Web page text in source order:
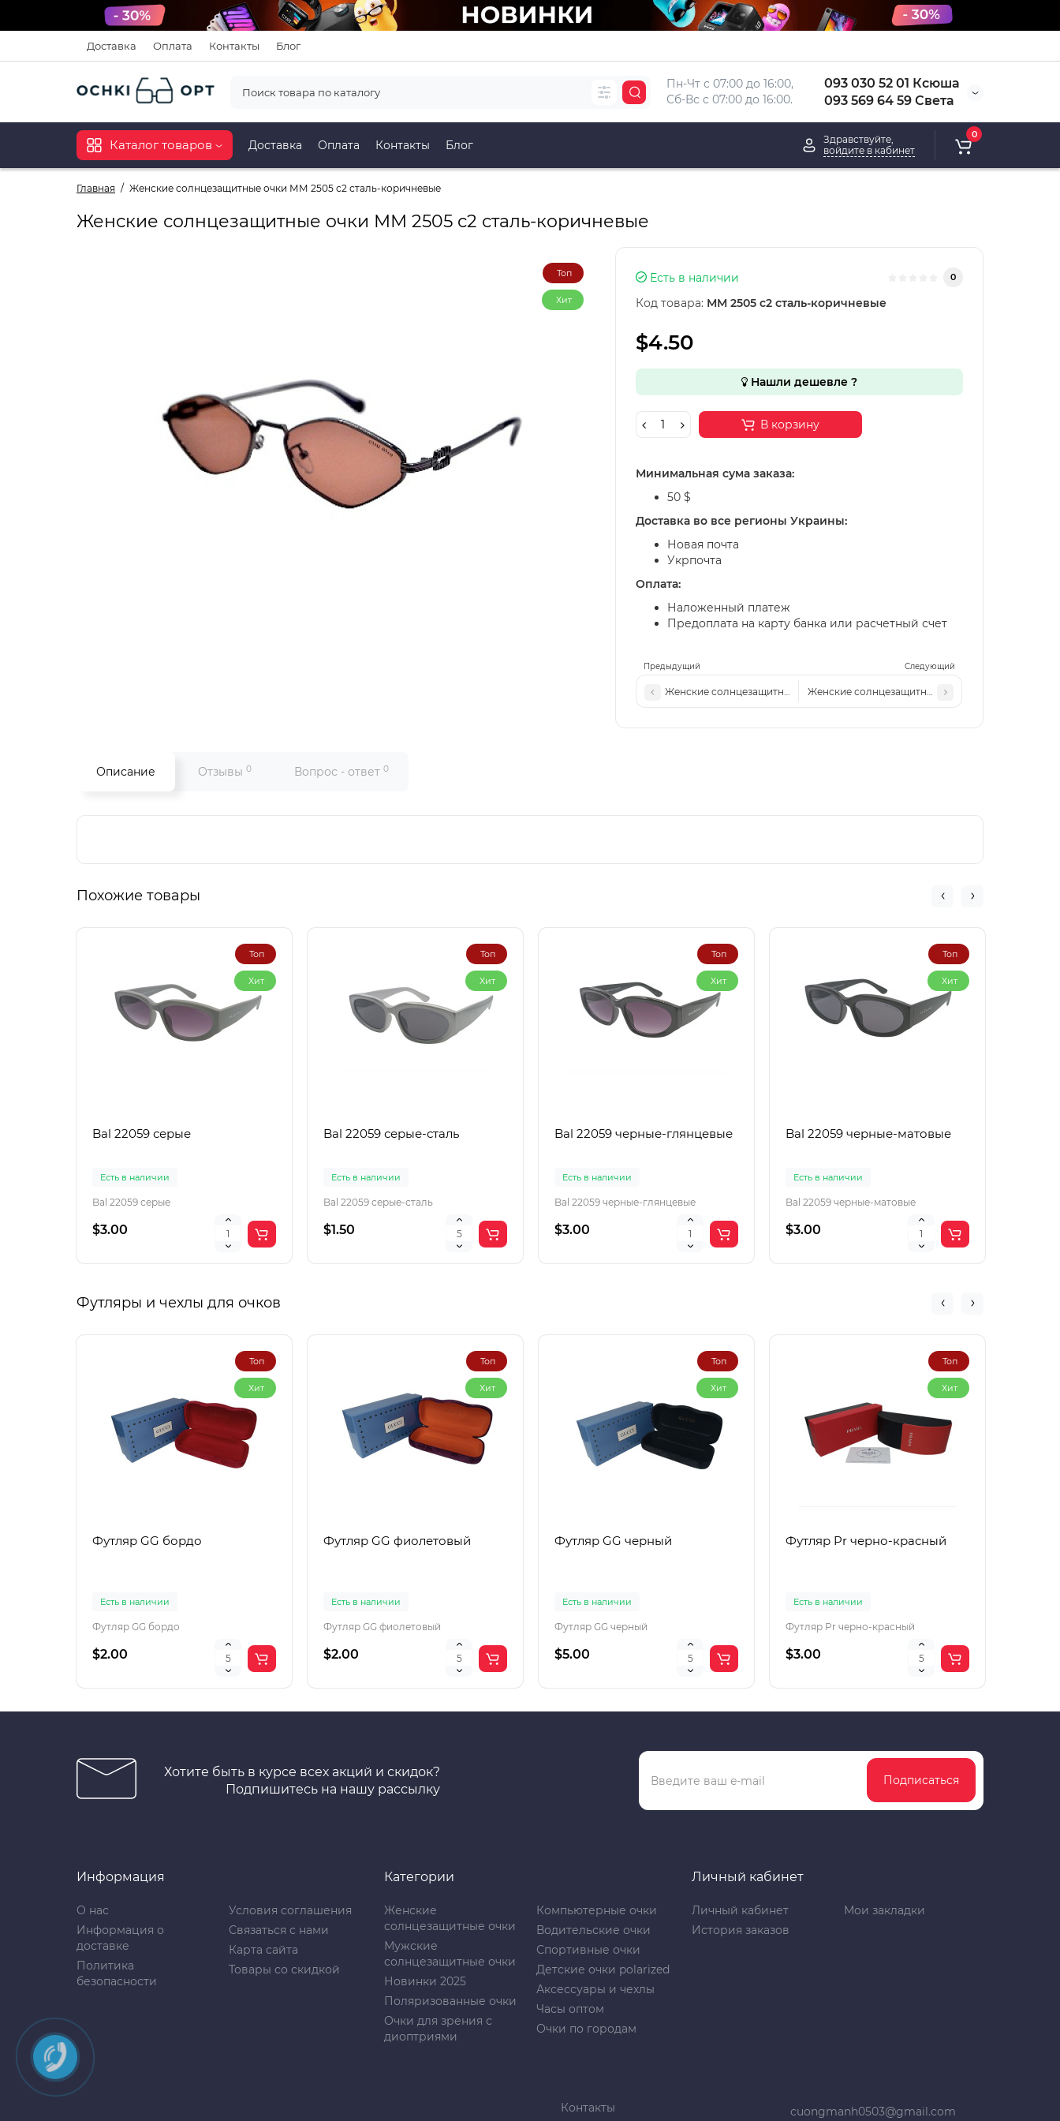
Доставка Оплата Контакты Блог
Пн-Чт с 07:00 до 16:00,
Сб-Вс с 07:00 до 16:00.
093 030 52 01 Ксюша
093 569 64 59 Света
Каталог товаров Доставка Оплата Контакты Блог
Здравствуйте,
войдите в кабинет
0
Главная Женские солнцезащитные очки ММ 2505 с2 сталь-коричневые
Женские солнцезащитные очки ММ 2505 с2 сталь-коричневые
Топ
Хит
Предыдущий Следующий
Женские солнцезащитные очки ММ 2505 с3 сталь-черные
Женские солнцезащитные очки ММ 2505 с1
Есть в наличии 0
Код товара: ММ 2505 с2 сталь-коричневые
$4.50
Нашли дешевле ?
В корзину
Минимальная сума заказа:
50 $
Доставка во все регионы Украины:
Новая почта
Укрпочта
Оплата:
Наложенный платеж
Предоплата на карту банка или расчетный счет
Описание Отзывы 0 Вопрос - ответ 0
Похожие товары
Топ
Хит
Bal 22059 серые
Есть в наличии
Bal 22059 серые
$3.00
Топ
Хит
Bal 22059 серые-сталь
Есть в наличии
Bal 22059 серые-сталь
$1.50
Топ
Хит
Bal 22059 черные-глянцевые
Есть в наличии
Bal 22059 черные-глянцевые
$3.00
Топ
Хит
Bal 22059 черные-матовые
Есть в наличии
Bal 22059 черные-матовые
$3.00
Футляры и чехлы для очков
Топ
Хит
Футляр GG бордо
Есть в наличии
Футляр GG бордо
$2.00
Топ
Хит
Футляр GG фиолетовый
Есть в наличии
Футляр GG фиолетовый
$2.00
Топ
Хит
Футляр GG черный
Есть в наличии
Футляр GG черный
$5.00
Топ
Хит
Футляр Pr черно-красный
Есть в наличии
Футляр Pr черно-красный
$3.00
Хотите быть в курсе всех акций и скидок?
Подпишитесь на нашу рассылку
Подписаться
Информация
О нас
Информация о
доставке
Политика
безопасности
Условия соглашения
Связаться с нами
Карта сайта
Товары со скидкой
Категории
Женские
солнцезащитные очки
Мужские
солнцезащитные очки
Новинки 2025
Поляризованные очки
Очки для зрения с
диоптриями
Компьютерные очки
Водительские очки
Спортивные очки
Детские очки polarized
Аксессуары и чехлы
Часы оптом
Очки по городам
Личный кабинет
Личный кабинет
История заказов
Мои закладки
Контакты cuongmanh0503@gmail.com